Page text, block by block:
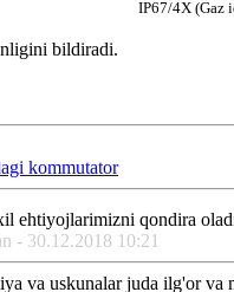
IP67/4X (Gaz
bildiradi.
kommutator
ehtiyojlarimizni qondira
- 30.12.2018 10:21
va uskunalar juda ilg'or va